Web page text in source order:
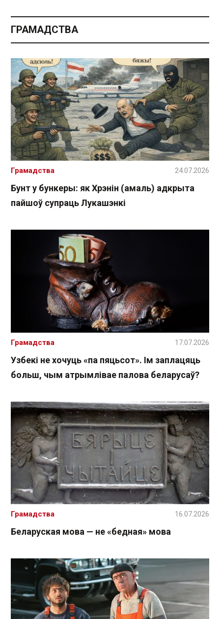
ГРАМАДСТВА
Бунт у бункеры: як Хрэнін (амаль) адкрыта
пайшоў супраць Лукашэнкі
Грамадства 24.07.2026
Узбекі не хочуць «па пяцьсот». Ім заплацяць
больш, чым атрымлівае палова беларусаў?
Грамадства 17.07.2026
Беларуская мова — не «бедная» мова
Грамадства 16.07.2026